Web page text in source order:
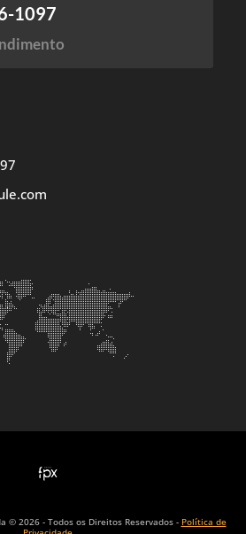
1097
© 2026 - Todos os Direitos Reservados - Política de